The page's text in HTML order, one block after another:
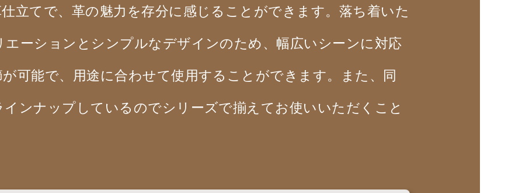
立てで、革の魅力を存分に感じることができます。落ち着いた
ーションとシンプルなデザインのため、幅広いシーンに対応
可能で、用途に合わせて使用することができます。また、同
ンナップしているのでシリーズで揃えてお使いいただくこと